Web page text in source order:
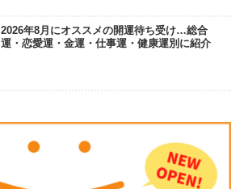
2026年8月にオススメの開運待ち受け…総合
運・恋愛運・金運・仕事運・健康運別に紹介